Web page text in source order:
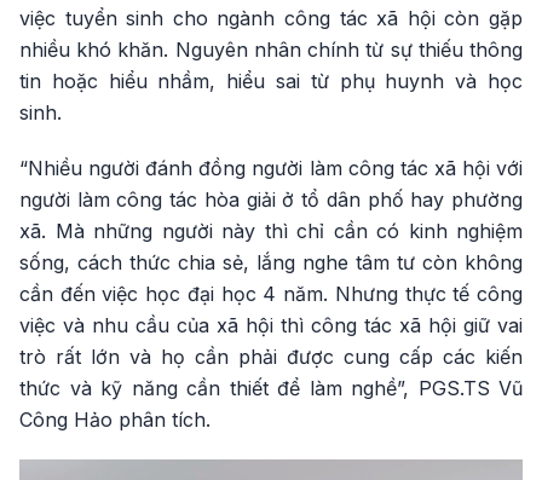
việc tuyển sinh cho ngành công tác xã hội còn gặp
nhiều khó khăn. Nguyên nhân chính từ sự thiếu thông
tin hoặc hiểu nhầm, hiểu sai từ phụ huynh và học
sinh.
“Nhiều người đánh đồng người làm công tác xã hội với
người làm công tác hòa giải ở tổ dân phố hay phường
xã. Mà những người này thì chỉ cần có kinh nghiệm
sống, cách thức chia sẻ, lắng nghe tâm tư còn không
cần đến việc học đại học 4 năm. Nhưng thực tế công
việc và nhu cầu của xã hội thì công tác xã hội giữ vai
trò rất lớn và họ cần phải được cung cấp các kiến
thức và kỹ năng cần thiết để làm nghề”, PGS.TS Vũ
Công Hảo phân tích.